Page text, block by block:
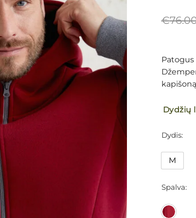
€
Patogus
Dydžių
Dydis
M
Spalva